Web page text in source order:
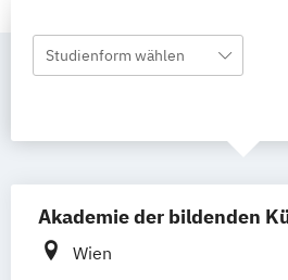
Studienform wählen
Akademie der bildenden
Wien